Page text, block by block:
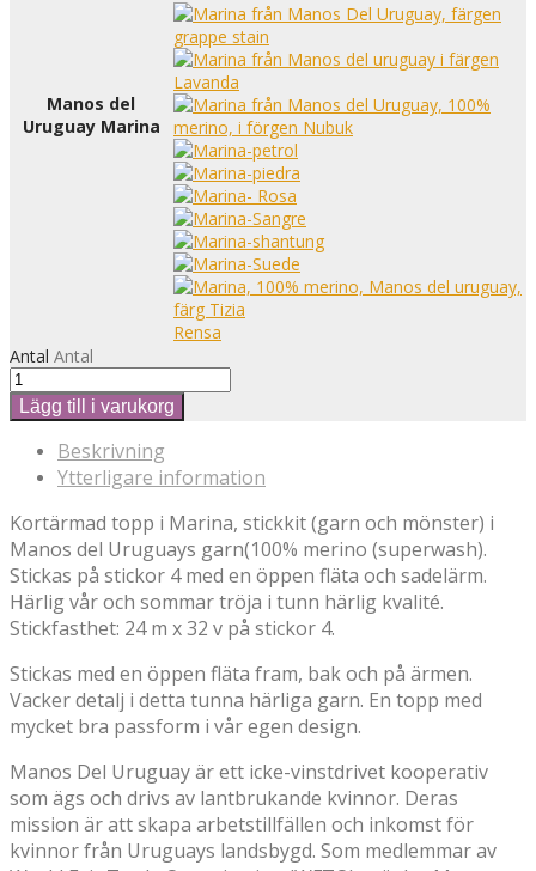
Manos del
Uruguay Marina
Rensa
Antal Antal
Lägg till i varukorg
Beskrivning
Ytterligare information
Kortärmad topp i Marina, stickkit (garn och mönster) i
Manos del Uruguays garn(100% merino (superwash).
Stickas på stickor 4 med en öppen fläta och sadelärm.
Härlig vår och sommar tröja i tunn härlig kvalité.
Stickfasthet: 24 m x 32 v på stickor 4.
Stickas med en öppen fläta fram, bak och på ärmen.
Vacker detalj i detta tunna härliga garn. En topp med
mycket bra passform i vår egen design.
Manos Del Uruguay är ett icke-vinstdrivet kooperativ
som ägs och drivs av lantbrukande kvinnor. Deras
mission är att skapa arbetstillfällen och inkomst för
kvinnor från Uruguays landsbygd. Som medlemmar av